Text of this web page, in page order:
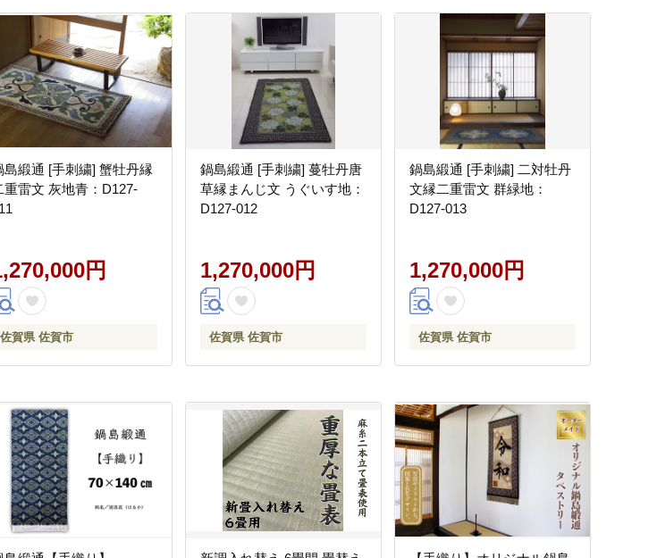
島緞通 [手刺繍] 蟹牡丹縁
重雷文 灰地青：D127-
円
佐賀県 佐賀市
鍋島緞通 [手刺繍] 蔓牡丹唐
草縁まんじ文 うぐいす地：
D127-012
1,270,000円
佐賀県 佐賀市
鍋島緞通 [手刺繍] 二対牡丹
文縁二重雷文 群緑地：
D127-013
1,270,000円
佐賀県 佐賀市